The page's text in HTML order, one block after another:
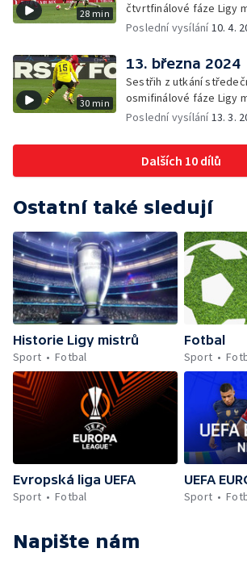
28 min
čtvrtfinálové fáze Ligy
Poslední vysílání10. 4.
30 min
13. března 2024
Sestřih z utkání
osmifinálové fáze Ligy
Poslední vysílání13. 3.
Dalších 10 dílů
Ostatní také sledují
Historie Ligy mistrů
Sport
Fotbal
Fotbal
Sport
Evropská liga UEFA
Sport
Fotbal
UEFA
Sport
Napište nám